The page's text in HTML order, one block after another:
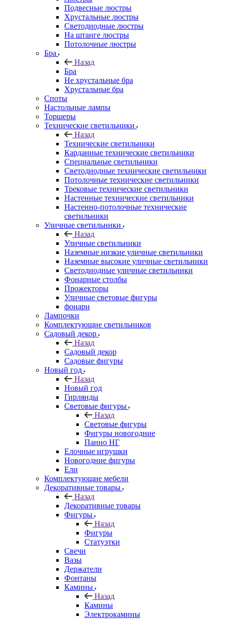
Подвесные люстры
Хрустальные люстры
Светодиодные люстры
На штанге люстры
Потолочные люстры
Бра
Назад
Бра
Не хрустальные бра
Хрустальные бра
Споты
Настольные лампы
Торшеры
Технические светильники
Назад
Технические светильники
Карданные технические светильники
Специальные светильники
Светодиодные технические светильники
Потолочные технические светильники
Трековые технические светильники
Настенные технические светильники
Настенно-потолочные технические
светильники
Уличные светильники
Назад
Уличные светильники
Наземные низкие уличные светильники
Наземные высокие уличные светильники
Светодиодные уличные светильники
Фонарные столбы
Прожекторы
Уличные световые фигуры
фонари
Лампочки
Комплектующие светильников
Садовый декор
Назад
Садовый декор
Садовые фигуры
Новый год
Назад
Новый год
Гирлянды
Световые фигуры
Назад
Световые фигуры
Фигуры новогодние
Панно НГ
Елочные игрушки
Новогодние фигуры
Ели
Комплектующие мебели
Декоративные товары
Назад
Декоративные товары
Фигуры
Назад
Фигуры
Статуэтки
Свечи
Вазы
Держатели
Фонтаны
Камины
Назад
Камины
Электрокамины